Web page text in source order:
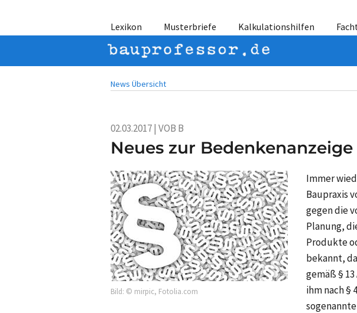
Lexikon Musterbriefe Kalkulationshilfen
News Übersicht
02.03.2017 | VOB B
Neues zur Bedenkenanzeige
Bild: © mirpic, Fotolia.com
Immer
Baupraxis
gegen die
Planung,
Produkte
bekannt,
gemäß §
ihm nach §